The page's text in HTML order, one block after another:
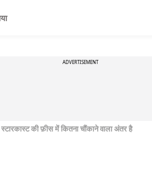
ADVERTISEMENT
की फ़ीस में कितना चौंकाने वाला अंतर है